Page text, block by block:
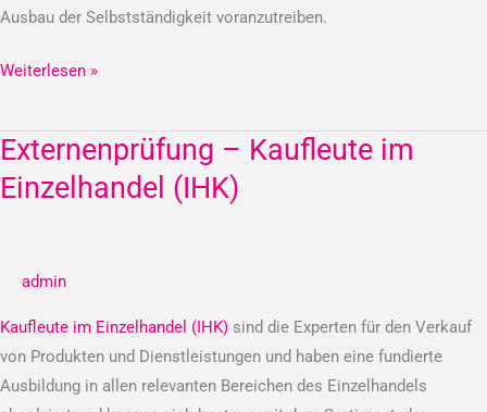
Ausbau der Selbstständigkeit voranzutreiben.
Weiterlesen »
Externenprüfung – Kaufleute im
Einzelhandel (IHK)
admin
Kaufleute im Einzelhandel (IHK) sind die Experten für den Verkauf
von Produkten und Dienstleistungen und haben eine fundierte
Ausbildung in allen relevanten Bereichen des Einzelhandels
Externenprüfung
–
Kaufleute
(IHK)